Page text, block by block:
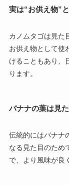
実は“お供え物”
カノムタゴは見た
お供え物として使
けることもあり、
ります。
バナナの葉は見
伝統的にはバナナ
なる見た目のため
で、より風味が良